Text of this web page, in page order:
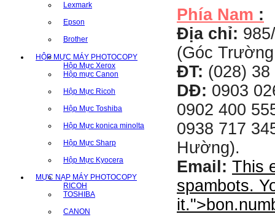
Lexmark
Epson
Brother
HỘP MỰC MÁY PHOTOCOPY
Hộp Mực Xerox
Hộp mực Canon
Hộp Mực Ricoh
Hộp Mực Toshiba
Hộp Mực konica minolta
Hộp Mực Sharp
Hộp Mực Kyocera
MỰC NẠP MÁY PHOTOCOPY
RICOH
TOSHIBA
CANON
Phía Nam :
Địa chỉ:
(Góc
ĐT: (028)
DĐ: 0903
0902 400
0938 717
Hường).
Email: This
spambots.
it.">